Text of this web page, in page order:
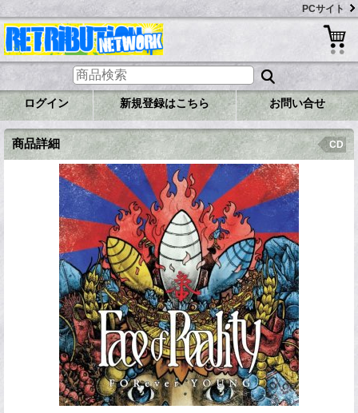
PCサイト
ログイン 新規登録はこちら お問い合せ
商品詳細 CD